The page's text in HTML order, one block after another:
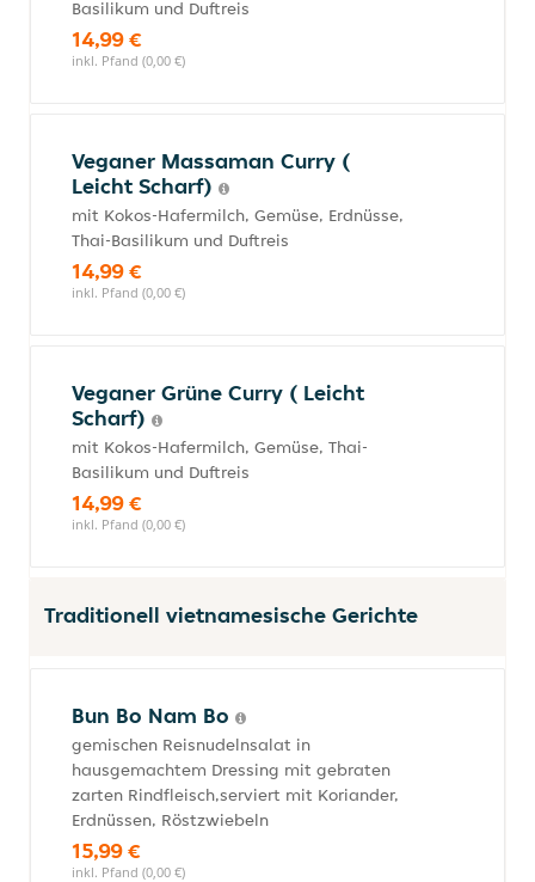
Basilikum und Duftreis
14,99 €
inkl. Pfand (0,00 €)
Veganer Massaman Curry (
Leicht Scharf)
mit Kokos-Hafermilch, Gemüse, Erdnüsse,
Thai-Basilikum und Duftreis
14,99 €
inkl. Pfand (0,00 €)
Veganer Grüne Curry ( Leicht
Scharf)
mit Kokos-Hafermilch, Gemüse, Thai-
Basilikum und Duftreis
14,99 €
inkl. Pfand (0,00 €)
Traditionell vietnamesische Gerichte
Bun Bo Nam Bo
gemischen Reisnudelnsalat in
hausgemachtem Dressing mit gebraten
zarten Rindfleisch,serviert mit Koriander,
Erdnüssen, Röstzwiebeln
15,99 €
inkl. Pfand (0,00 €)